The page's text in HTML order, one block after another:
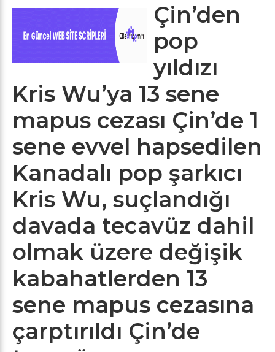
Çin’den
pop
yıldızı
Kris Wu’ya 13 sene
mapus cezası Çin’de 1
sene evvel hapsedilen
Kanadalı pop şarkıcı
Kris Wu, suçlandığı
davada tecavüz dahil
olmak üzere değişik
kabahatlerden 13
sene mapus cezasına
çarptırıldı Çin’de